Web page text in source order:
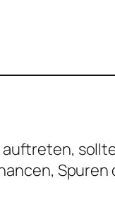
Spuren